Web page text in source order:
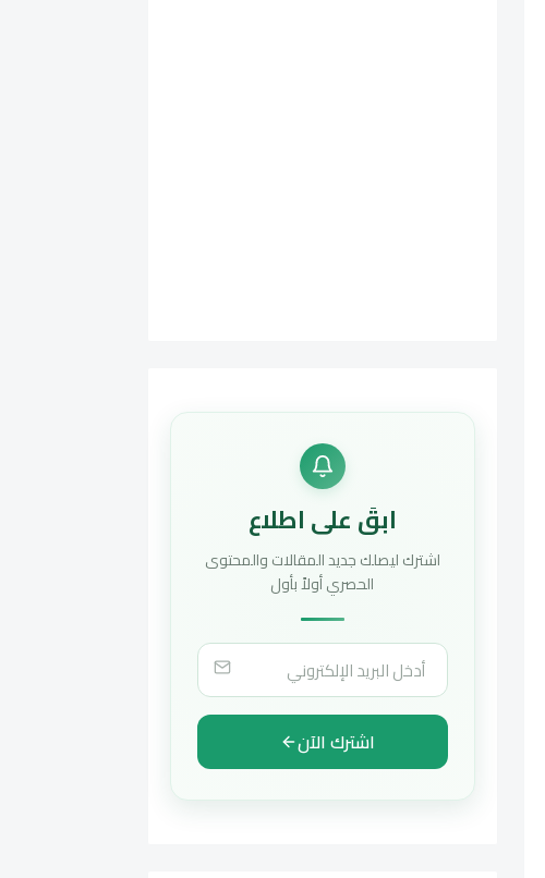
ابقَ على اطلاع
اشترك ليصلك جديد المقالات والمحتوى
الحصري أولاً بأول
اشترك الآن